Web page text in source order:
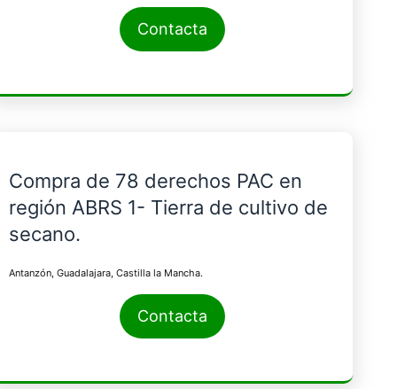
Contacta
Compra de 78 derechos PAC en
región ABRS 1- Tierra de cultivo de
secano.
Antanzón, Guadalajara, Castilla la Mancha.
Contacta